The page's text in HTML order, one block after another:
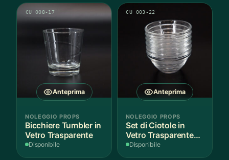
Anteprima
CU 008-17
NOLEGGIO PROPS
Bicchiere Tumbler in
Vetro Trasparente
Disponibile
Anteprima
CU 003-22
NOLEGGIO PROPS
Set di Ciotole in
Vetro Trasparente
Impilabili
Disponibile